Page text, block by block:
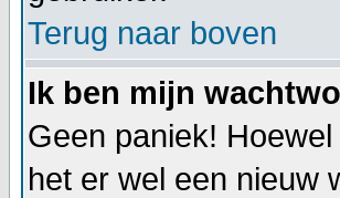
Terug naar boven
Ik ben mijn
Geen paniek!
het er wel een nieuw